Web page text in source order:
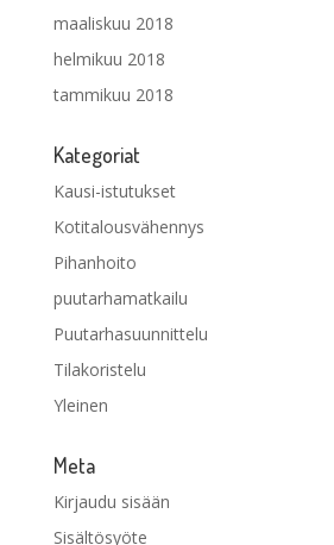
maaliskuu 2018
helmikuu 2018
tammikuu 2018
Kategoriat
Kausi-istutukset
Kotitalousvähennys
Pihanhoito
puutarhamatkailu
Puutarhasuunnittelu
Tilakoristelu
Yleinen
Meta
Kirjaudu sisään
Sisältösyöte